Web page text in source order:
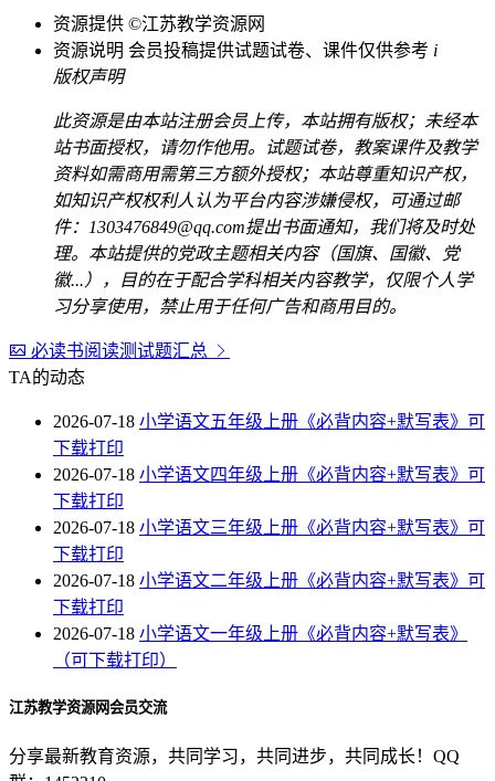
资源提供 ©江苏教学资源网
资源说明 会员投稿提供试题试卷、课件仅供参考 i
版权声明
此资源是由本站注册会员上传，本站拥有版权；未经本
站书面授权，请勿作他用。试题试卷，教案课件及教学
资料如需商用需第三方额外授权；本站尊重知识产权，
如知识产权权利人认为平台内容涉嫌侵权，可通过邮
件：1303476849@qq.com提出书面通知，我们将及时处
理。本站提供的党政主题相关内容（国旗、国徽、党
徽...），目的在于配合学科相关内容教学，仅限个人学
习分享使用，禁止用于任何广告和商用目的。
必读书阅读测试题汇总
TA的动态
2026-07-18 小学语文五年级上册《必背内容+默写表》可
下载打印
2026-07-18 小学语文四年级上册《必背内容+默写表》可
下载打印
2026-07-18 小学语文三年级上册《必背内容+默写表》可
下载打印
2026-07-18 小学语文二年级上册《必背内容+默写表》可
下载打印
2026-07-18 小学语文一年级上册《必背内容+默写表》
（可下载打印）
江苏教学资源网会员交流
分享最新教育资源，共同学习，共同进步，共同成长！QQ